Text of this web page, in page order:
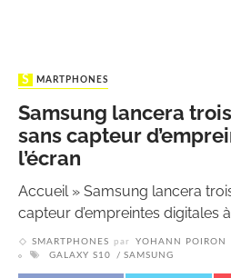
SMARTPHONES
Samsung lancera
sans capteur
l’écran
Accueil» Samsung lancera
capteur d’empreintes digitales à
SMARTPHONES par YOHANN POIRON
GALAXY S10
SAMSUNG